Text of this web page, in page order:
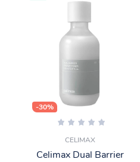
-30%
CELIMAX
Celimax Dual Barrier